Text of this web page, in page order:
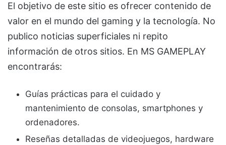
El objetivo de este sitio es ofrecer contenido de
valor en el mundo del gaming y la tecnología. No
publico noticias superficiales ni repito
información de otros sitios. En MS GAMEPLAY
encontrarás:
Guías prácticas para el cuidado y
mantenimiento de consolas, smartphones y
ordenadores.
Reseñas detalladas de videojuegos, hardware